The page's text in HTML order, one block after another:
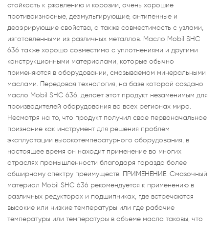
стойкость к ржавлению и корозии, очень хорошие
противоизносные, деэмульгирующие, антипенные и
деаэрирующие свойства, а также совместимость с узлами,
изготовленными из различных металлов. Масло Mobil SHC
636 также хорошо совместимо с уплотнениями и другими
конструкционными материалами, которые обычно
применяются в оборудовании, смазываемом минеральными
маслами. Передовая технология, на базе которой создано
масло Mobil SHC 636, делает этот продукт незаменимым для
производителей оборудования во всех регионах мира.
Несмотря на то, что продукт получил свое первоначальное
признание как инструмент для решения проблем
эксплуатации высокотемпературного оборудования, в
настоящее время он находит применение во многих
отраслях промышленности благодаря гораздо более
обширному спектру преимуществ. ПРИМЕНЕНИЕ: Смазочный
материал Mobil SHC 636 рекомендуется к применению в
различных редукторах и подшипниках, где встречаются
высокие или низкие температуры или где рабочие
температуры или температуры в объеме масла таковы, что